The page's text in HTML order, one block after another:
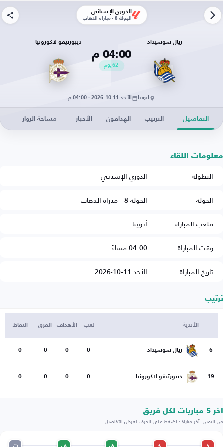
الدوري الإسباني
الجولة 8 - مباراة الذهاب
ريال سوسيداد
04:00 م
62يوم
ديبورتيفو لاكورونيا
أنويتا الأحد 11-10-2026 · 04:00 م
التفاصيل الترتيب الهدافون الأخبار مساحة الزوار
معلومات اللقاء
البطولة
الدوري الإسباني
الجولة
الجولة 8 - مباراة الذهاب
ملعب المباراة
أنويتا
وقت المباراة
04:00 مساءً
تاريخ المباراة
الأحد 11-10-2026
ترتيب
الأندية لعب الأهداف الفرق النقاط
6 ريال سوسيداد 0
0
0
0
19 ديبورتيفو لاكورونيا 0
0
0
0
اخر 5 مباريات لكل فريق
من اليمين: آخر مباراة · اضغط على الحرف لعرض التفاصيل